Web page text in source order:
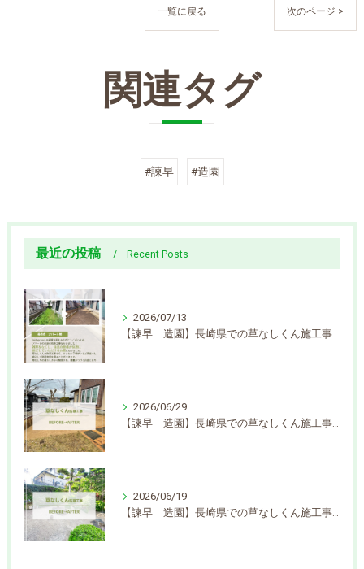
一覧に戻る 次のページ >
関連タグ
#諫早 #造園
最近の投稿 Recent Posts
2026/07/13
【諫早 造園】長崎県での草なしくん施工事例を更新しました
2026/06/29
【諫早 造園】長崎県での草なしくん施工事例を更新しました
2026/06/19
【諫早 造園】長崎県での草なしくん施工事例を更新しました